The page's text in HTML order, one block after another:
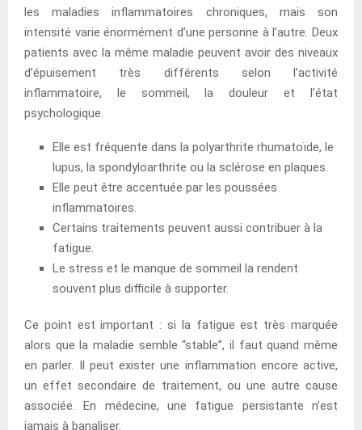
les maladies inflammatoires chroniques, mais son
intensité varie énormément d’une personne à l’autre. Deux
patients avec la même maladie peuvent avoir des niveaux
d’épuisement très différents selon l’activité
inflammatoire, le sommeil, la douleur et l’état
psychologique.
Elle est fréquente dans la polyarthrite rhumatoïde, le
lupus, la spondyloarthrite ou la sclérose en plaques.
Elle peut être accentuée par les poussées
inflammatoires.
Certains traitements peuvent aussi contribuer à la
fatigue.
Le stress et le manque de sommeil la rendent
souvent plus difficile à supporter.
Ce point est important : si la fatigue est très marquée
alors que la maladie semble “stable”, il faut quand même
en parler. Il peut exister une inflammation encore active,
un effet secondaire de traitement, ou une autre cause
associée. En médecine, une fatigue persistante n’est
jamais à banaliser.